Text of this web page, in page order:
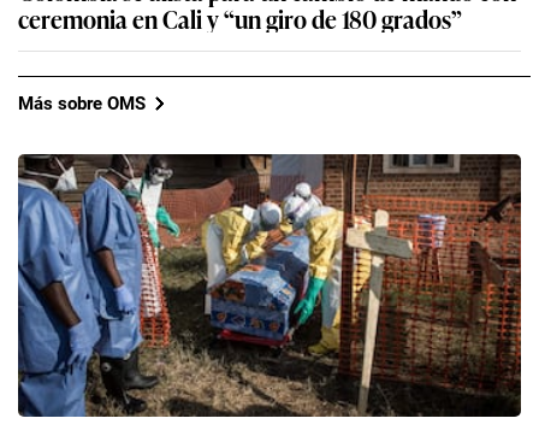
ceremonia en Cali y “un giro de 180 grados”
Más sobre OMS